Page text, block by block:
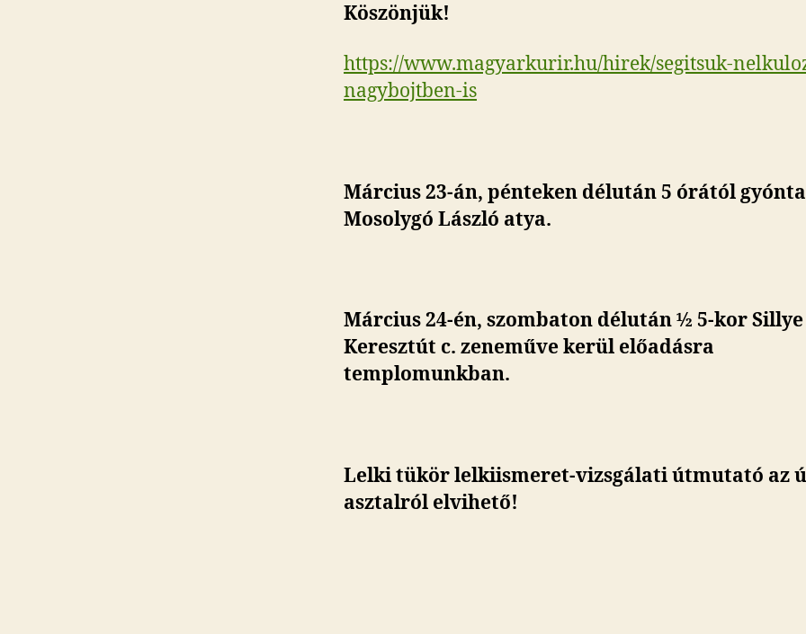
Köszönjük!
https://www.magyarkurir.hu/hirek/segitsuk-
nagybojtben-is
Március 23-án, pénteken délután 5 órától
Mosolygó László atya.
Március 24-én, szombaton délután½ 5-kor Sillye
Keresztút c. zeneműve kerül előadásra
templomunkban.
Lelki tükör lelkiismeret-vizsgálati útmutató az
asztalról elvihető!